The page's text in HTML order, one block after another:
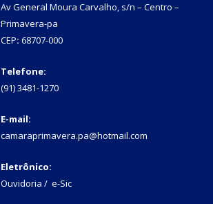
Av General Moura Carvalho, s/n – Centro –
Primavera-pa
CEP: 68707-000
Telefone:
(91) 3481-1270
E-mail:
camaraprimavera.pa@hotmail.com
Eletrônico:
Ouvidoria / e-Sic